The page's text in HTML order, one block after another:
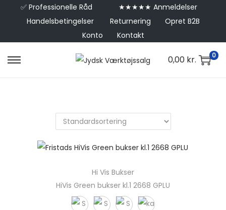
✅ Professionelle Råd
★★★★★ Anmeldelser
Handelsbetingelser
Returnering
Opret B2B
Konto
Kontakt
0,00 kr. 0
Hi Vis Bukser
HiVis Green bukser kl.1 2668 GPLU